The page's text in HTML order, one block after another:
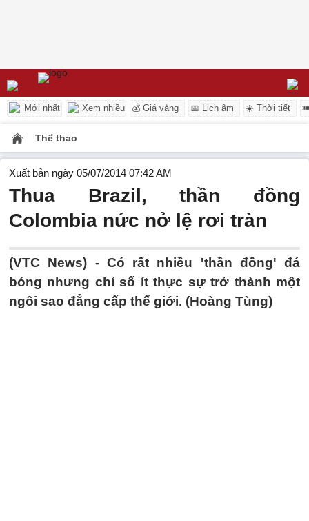
Mới nhất Xem nhiều 💰 Giá vàng 📅 Lịch âm ☀️ Thời tiết
Thể thao
Xuất bản ngày 05/07/2014 07:42 AM
Thua Brazil, thần đồng
Colombia nức nở lệ rơi tràn
(VTC News) - Có rất nhiều 'thần đồng' đá
bóng nhưng chỉ số ít thực sự trở thành một
ngôi sao đẳng cấp thế giới. (Hoàng Tùng)